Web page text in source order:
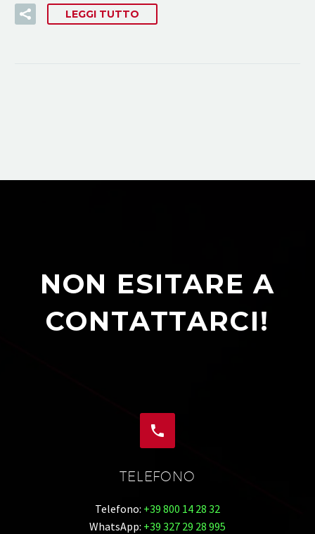
LEGGI TUTTO
NON ESITARE A
CONTATTARCI!


TELEFONO
Telefono: +39 800 14 28 32
WhatsApp: +39 327 29 28 995